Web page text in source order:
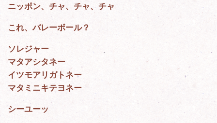
ニッポン、チャ、チャ、チャ
これ、バレーボール？
ソレジャー
マタアシタネー
イツモアリガトネー
マタミニキテヨネー
シーユーッ